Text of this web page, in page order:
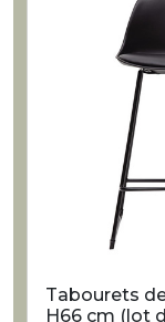
Tabourets
H66 cm (lot